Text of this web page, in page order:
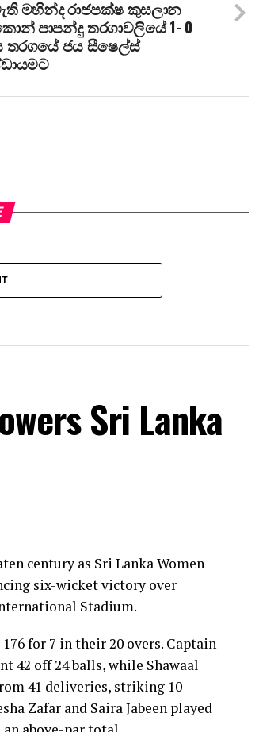
මහින්ද රාජපක්ෂ කුසලාන
පාපන්දු තරගාවලියේ 1- 0
තරගයේ ජය සීෂෙල්ස්
Sri Lanka
century as Sri Lanka Women
six-wicket victory over
Stadium.
for 7 in their 20 overs. Captain
42 off 24 balls, while Shawaal
41 deliveries, striking 10
Zafar and Saira Jabeen played